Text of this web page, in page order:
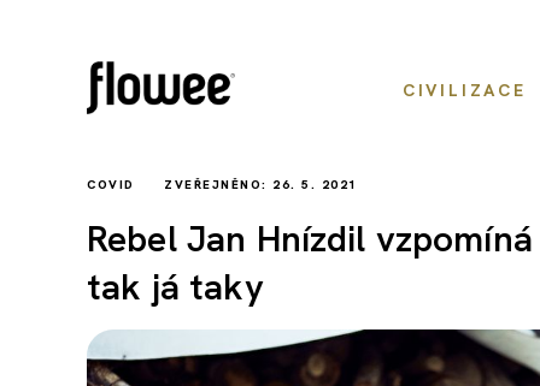
CIVILIZACE
COVID ZVEŘEJNĚNO: 26. 5. 2021
Rebel Jan Hnízdil
tak já taky